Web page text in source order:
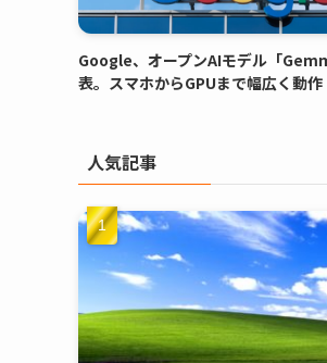
Google、オープンAIモデル「
表。スマホからGPUまで幅広く動作
人気記事